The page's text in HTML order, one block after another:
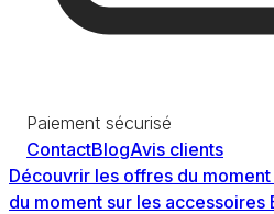
Paiement sécurisé
ContactBlogAvis clients
Découvrir les offres du moment
du moment sur les accessoires